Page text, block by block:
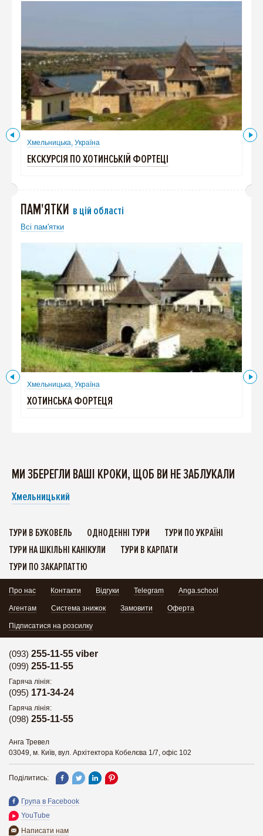
Хмельницька, Україна
ЕКСКУРСІЯ ПО ХОТИНСЬКІЙ ФОРТЕЦІ
ПАМ'ЯТКИ в цій області
Всі пам'ятки
Хмельницька, Україна
ХОТИНСЬКА ФОРТЕЦЯ
МИ ЗБЕРЕГЛИ ВАШІ КРОКИ, ЩОБ ВИ НЕ ЗАБЛУКАЛИ
Хмельницький
ТУРИ В БУКОВЕЛЬ ОДНОДЕННІ ТУРИ
ТУРИ ПО УКРАЇНІ
ТУРИ НА ШКІЛЬНІ КАНІКУЛИ
ТУРИ В КАРПАТИ
ТУРИ ПО ЗАКАРПАТТЮ
Про нас Контакти Відгуки Telegram Anga.school
Агентам Система знижок Замовити Оферта
Підписатися на розсилку
(093) 255-11-55 viber
(099) 255-11-55
Гаряча лінія:
(095) 171-34-24
Гаряча лінія:
(098) 255-11-55
Анга Тревел
03049, м. Київ, вул. Архітектора Кобелєва 1/7, офіс 102
Поділитись:
Група в Facebook
YouTube
Написати нам